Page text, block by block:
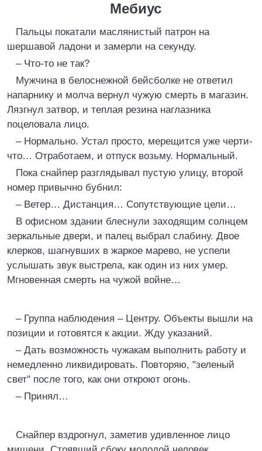
Мебиус
Пальцы покатали маслянистый патрон на
шершавой ладони и замерли на секунду.
– Что-то не так?
Мужчина в белоснежной бейсболке не ответил
напарнику и молча вернул чужую смерть в магазин.
Лязгнул затвор, и теплая резина наглазника
поцеловала лицо.
– Нормально. Устал просто, мерещится уже черти-
что… Отработаем, и отпуск возьму. Нормальный.
Пока снайпер разглядывал пустую улицу, второй
номер привычно бубнил:
– Ветер… Дистанция… Сопутствующие цели…
В офисном здании блеснули заходящим солнцем
зеркальные двери, и палец выбрал слабину. Двое
клерков, шагнувших в жаркое марево, не успели
услышать звук выстрела, как один из них умер.
Мгновенная смерть на чужой войне…
– Группа наблюдения – Центру. Объекты вышли на
позиции и готовятся к акции. Жду указаний.
– Дать возможность чужакам выполнить работу и
немедленно ликвидировать. Повторяю, "зеленый
свет" после того, как они откроют огонь.
– Принял…
Снайпер вздрогнул, заметив удивленное лицо